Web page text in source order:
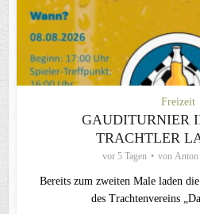
Freizeit
GAUDITURNIER
TRACHTLER
vor 5 Tagen von Anton
Bereits zum zweiten Male laden
des Trachtenvereins